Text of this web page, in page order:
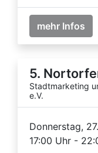
mehr Infos
5.
Stadtmarketing
e.V.
Donnerstag,
17:00 Uhr -